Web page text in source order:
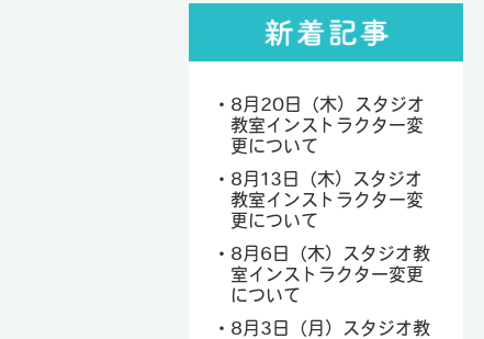
8月20日（木）スタジオ
教室インストラクター変
更について
8月13日（木）スタジオ
教室インストラクター変
更について
8月6日（木）スタジオ教
室インストラクター変更
について
8月3日（月）スタジオ教